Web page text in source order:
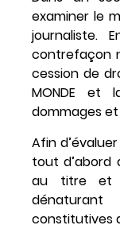
examiner le
journaliste.
contrefaçon
cession de
MONDE et
dommages
Afin
tout d’abord
au titre et
dénaturant
constitutives